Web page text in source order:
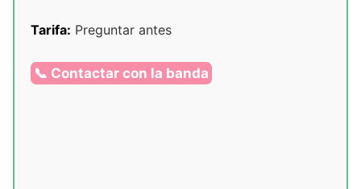
Tarifa: Preguntar antes
📞 Contactar con la banda